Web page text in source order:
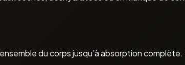
du corps jusqu’à absorption complète.